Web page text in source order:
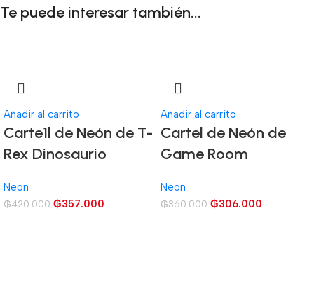
Te puede interesar también...
Añadir al carrito
Carte1l de Neón de T-
Rex Dinosaurio
Neon
₲420.000 ₲357.000
Añadir al carrito
Cartel de Neón de
Game Room
Neon
₲360.000 ₲306.000